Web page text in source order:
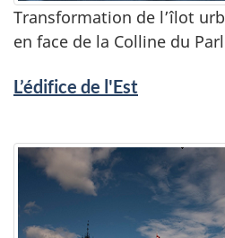
Transformation de l’îlot
en face de la Colline du
L’édifice de l'Est